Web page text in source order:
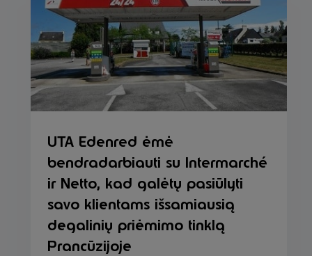
UTA Edenred ėmė
bendradarbiauti su Intermarché
ir Netto, kad galėtų pasiūlyti
savo klientams išsamiausią
degalinių priėmimo tinklą
Prancūzijoje